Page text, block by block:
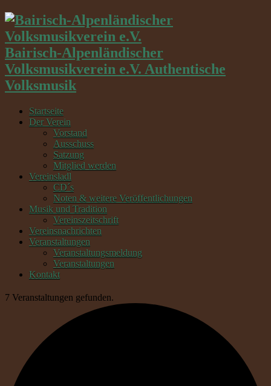
Bairisch-Alpenländischer
Volksmusikverein e.V. Authentische
Volksmusik
Startseite
Der Verein
Vorstand
Ausschuss
Satzung
Mitglied werden
Vereinsladl
CD´s
Noten & weitere Veröffentlichungen
Musik und Tradition
Vereinszeitschrift
Vereinsnachrichten
Veranstaltungen
Veranstaltungsmeldung
Veranstaltungen
Kontakt
7 Veranstaltungen gefunden.